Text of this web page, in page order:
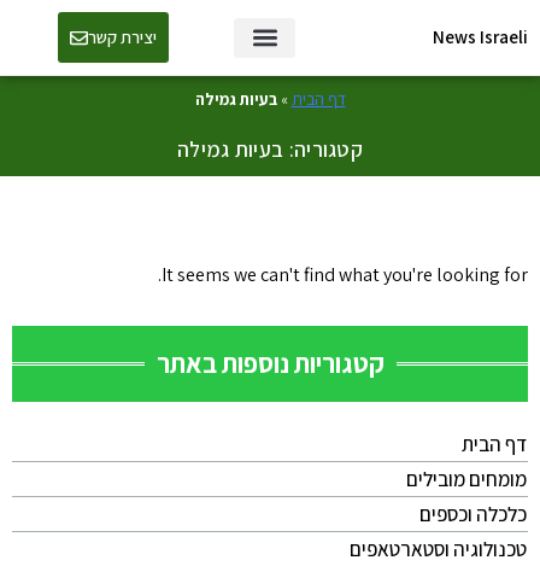
News Israeli יצירת קשר
דף הבית»בעיות גמילה
קטגוריה: בעיות גמילה
It seems we can't find what you're looking for.
קטגוריות נוספות באתר
דף הבית
מומחים מובילים
כלכלה וכספים
טכנולוגיה וסטארטאפים